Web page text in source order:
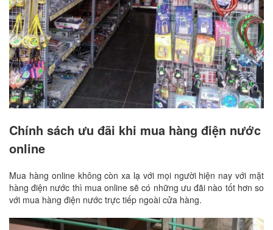
Chính sách ưu đãi khi mua hàng điện nước
online
Mua hàng online không còn xa lạ với mọi người hiện nay với mặt
hàng điện nước thì mua online sẽ có những ưu đãi nào tốt hơn so
với mua hàng điện nước trực tiếp ngoài cửa hàng.